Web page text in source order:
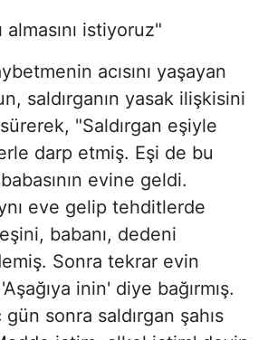
almasını istiyoruz"
acısını yaşayan
saldırganın yasak ilişkisini
"Saldırgan eşiyle
darp etmiş. Eşi de bu
evine geldi.
eve gelip tehditlerde
babanı, dedeni
Sonra tekrar evin
inin' diye bağırmış.
sonra saldırgan şahıs